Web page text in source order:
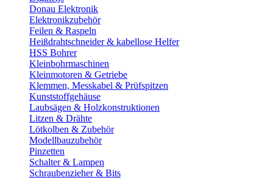
Donau Elektronik
Elektronikzubehör
Feilen & Raspeln
Heißdrahtschneider & kabellose Helfer
HSS Bohrer
Kleinbohrmaschinen
Kleinmotoren & Getriebe
Klemmen, Messkabel & Prüfspitzen
Kunststoffgehäuse
Laubsägen & Holzkonstruktionen
Litzen & Drähte
Lötkolben & Zubehör
Modellbauzubehör
Pinzetten
Schalter & Lampen
Schraubenzieher & Bits